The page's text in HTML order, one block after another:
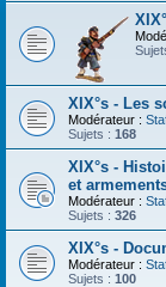
XIX°s - Les
Modérateur :
Sujets : 168
XIX°s -
et
Modérateur :
Sujets : 326
XIX°s -
Modérateur :
Sujets : 100